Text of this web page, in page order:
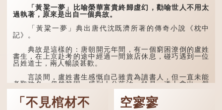
孔子在《論語·子罕》
也說：「知者不惑，仁者不
憂，勇者不懼。」「知」與
智慧的「智」相通，四十歲
的男人應已累積足夠智慧，
不再對自己的人生感到困
惑、憂慮與恐懼。
「黃粱一夢」比喻榮華富貴終歸虛幻，勸喻世人不用太
過執著，原來是出自一個典故。
「黃粱一夢」典出唐代沈既濟所著的傳奇小說《枕中
記》。
典故是這樣的：唐朝開元年間，有一個窮困潦倒的盧姓
書生，在上京赴考的途中經過一間旅店休息，碰巧遇到一位
呂姓道士，兩人暢談甚歡。
言談間，盧姓書生感慨自己雖貴為讀書人，但一直未能
考取功名，仍然貧困，感到十分落泊。於是，道士拿出一個
青瓷枕頭，讓...
「不見棺材不
空寥寥